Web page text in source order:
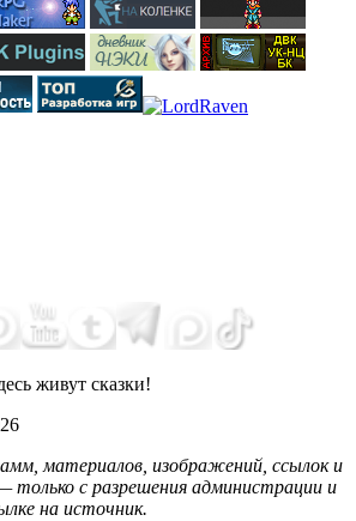
живут сказки!
материалов, изображений, ссылок и
только с разрешения администрации и
на источник.